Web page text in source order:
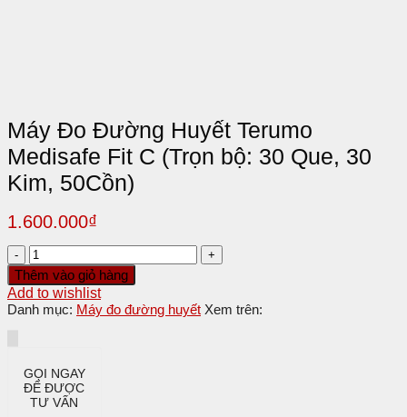
Máy Đo Đường Huyết Terumo
Medisafe Fit C (Trọn bộ: 30 Que, 30
Kim, 50Cồn)
1.600.000₫
Máy
Đo
Đường
Huyết
Terumo
C
(Trọn
bộ:
Thêm vào giỏ hàng
Add to wishlist
Danh mục: Máy đo đường huyết Xem trên:
GỌI NGAY
ĐỂ ĐƯỢC
TƯ VẤN